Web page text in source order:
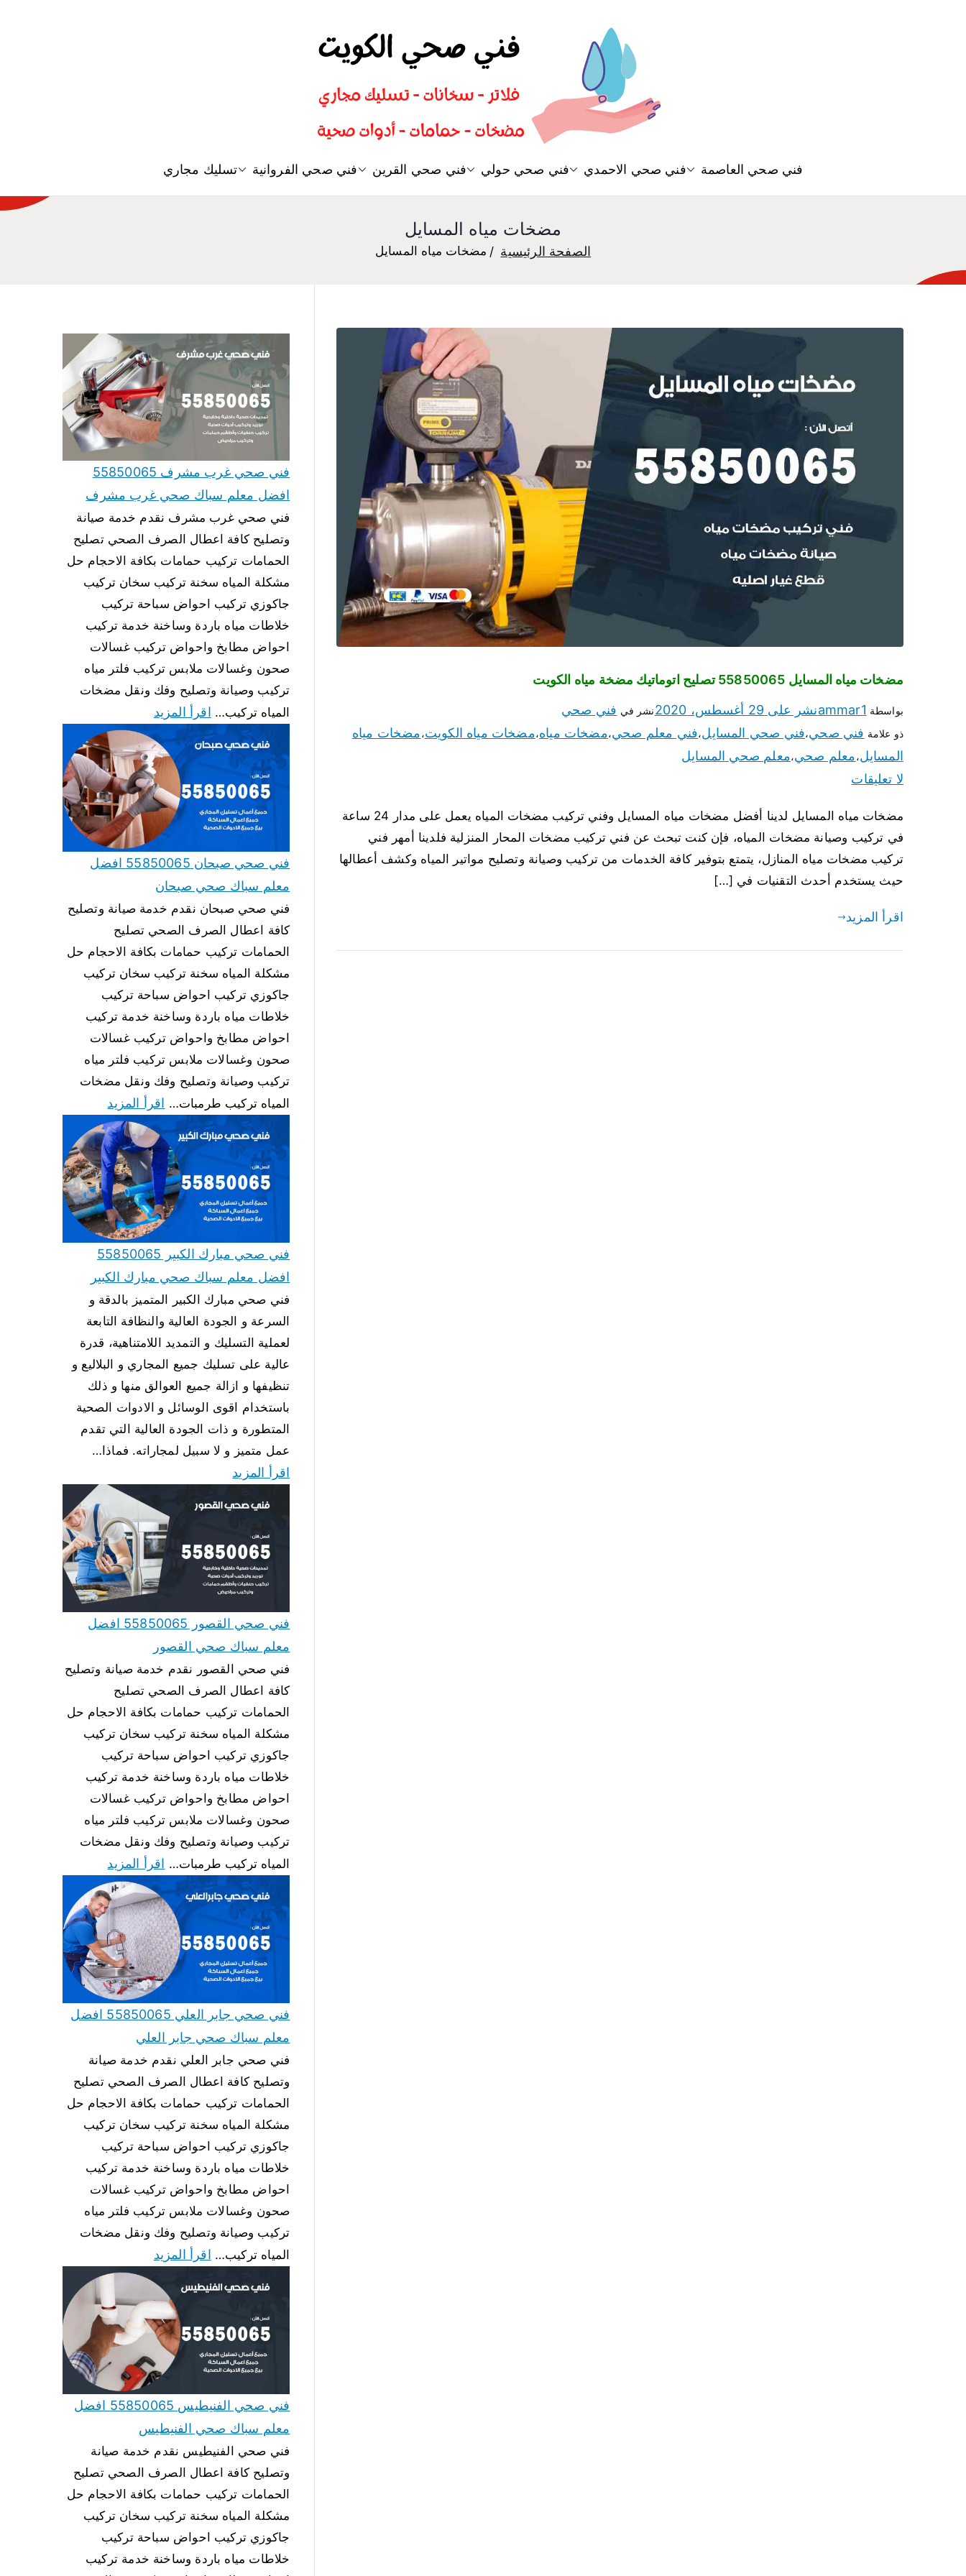
سباك صحي تسليك مجاري افضل معلم صحي فني صحي العاصمة فني صحي الاحمدي فني صحي حولي فني صحي القرين فني صحي الفروانية تسليك مجاري
مضخات مياه المسايل
الصفحة الرئيسية مضخات مياه المسايل
مضخات مياه المسايل 55850065 تصليح اتوماتيك مضخة مياه الكويت
بواسطة ammar1نشر على 29 أغسطس، 2020 نشر في فني صحي
ذو علامة فني صحي،فني صحي المسايل،فني معلم صحي،مضخات مياه،مضخات مياه الكويت،مضخات مياه
المسايل،معلم صحي،معلم صحي المسايل
لا تعليقات
مضخات مياه المسايل لدينا أفضل مضخات مياه المسايل وفني تركيب مضخات المياه يعمل على مدار 24 ساعة
في تركيب وصيانة مضخات المياه، فإن كنت تبحث عن فني تركيب مضخات المحار المنزلية فلدينا أمهر فني
تركيب مضخات مياه المنازل، يتمتع بتوفير كافة الخدمات من تركيب وصيانة وتصليح مواتير المياه وكشف أعطالها
حيث يستخدم أحدث التقنيات في […]
اقرأ المزيد
فني صحي غرب مشرف 55850065
افضل معلم سباك صحي غرب مشرف
فني صحي غرب مشرف نقدم خدمة صيانة
وتصليح كافة اعطال الصرف الصحي تصليح
الحمامات تركيب حمامات بكافة الاحجام حل
مشكلة المياه سخنة تركيب سخان تركيب
جاكوزي تركيب احواض سباحة تركيب
خلاطات مياه باردة وساخنة خدمة تركيب
احواض مطابخ واحواض تركيب غسالات
صحون وغسالات ملابس تركيب فلتر مياه
تركيب وصيانة وتصليح وفك ونقل مضخات
المياه تركيب… اقرأ المزيد
فني صحي صبحان 55850065 افضل
معلم سباك صحي صبحان
فني صحي صبحان نقدم خدمة صيانة وتصليح
كافة اعطال الصرف الصحي تصليح
الحمامات تركيب حمامات بكافة الاحجام حل
مشكلة المياه سخنة تركيب سخان تركيب
جاكوزي تركيب احواض سباحة تركيب
خلاطات مياه باردة وساخنة خدمة تركيب
احواض مطابخ واحواض تركيب غسالات
صحون وغسالات ملابس تركيب فلتر مياه
تركيب وصيانة وتصليح وفك ونقل مضخات
المياه تركيب طرمبات… اقرأ المزيد
فني صحي مبارك الكبير 55850065
افضل معلم سباك صحي مبارك الكبير
فني صحي مبارك الكبير المتميز بالدقة و
السرعة و الجودة العالية والنظافة التابعة
لعملية التسليك و التمديد اللامتناهية، قدرة
عالية على تسليك جميع المجاري و البلاليع و
تنظيفها و ازالة جميع العوالق منها و ذلك
باستخدام اقوى الوسائل و الادوات الصحية
المتطورة و ذات الجودة العالية التي تقدم
عمل متميز و لا سبيل لمجاراته. فماذا…
اقرأ المزيد
فني صحي القصور 55850065 افضل
معلم سباك صحي القصور
فني صحي القصور نقدم خدمة صيانة وتصليح
كافة اعطال الصرف الصحي تصليح
الحمامات تركيب حمامات بكافة الاحجام حل
مشكلة المياه سخنة تركيب سخان تركيب
جاكوزي تركيب احواض سباحة تركيب
خلاطات مياه باردة وساخنة خدمة تركيب
احواض مطابخ واحواض تركيب غسالات
صحون وغسالات ملابس تركيب فلتر مياه
تركيب وصيانة وتصليح وفك ونقل مضخات
المياه تركيب طرمبات… اقرأ المزيد
فني صحي جابر العلي 55850065 افضل
معلم سباك صحي جابر العلي
فني صحي جابر العلي نقدم خدمة صيانة
وتصليح كافة اعطال الصرف الصحي تصليح
الحمامات تركيب حمامات بكافة الاحجام حل
مشكلة المياه سخنة تركيب سخان تركيب
جاكوزي تركيب احواض سباحة تركيب
خلاطات مياه باردة وساخنة خدمة تركيب
احواض مطابخ واحواض تركيب غسالات
صحون وغسالات ملابس تركيب فلتر مياه
تركيب وصيانة وتصليح وفك ونقل مضخات
المياه تركيب… اقرأ المزيد
فني صحي الفنيطيس 55850065 افضل
معلم سباك صحي الفنيطيس
فني صحي الفنيطيس نقدم خدمة صيانة
وتصليح كافة اعطال الصرف الصحي تصليح
الحمامات تركيب حمامات بكافة الاحجام حل
مشكلة المياه سخنة تركيب سخان تركيب
جاكوزي تركيب احواض سباحة تركيب
خلاطات مياه باردة وساخنة خدمة تركيب